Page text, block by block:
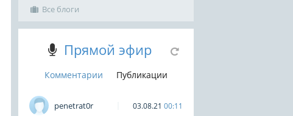
Все блоги
Прямой эфир
Комментарии Публикации
penetrat0r 03.08.21 00:11